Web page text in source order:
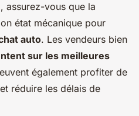
assurez-vous que la
état mécanique pour
auto. Les vendeurs bien
sur les meilleures
également profiter de
réduire les délais de